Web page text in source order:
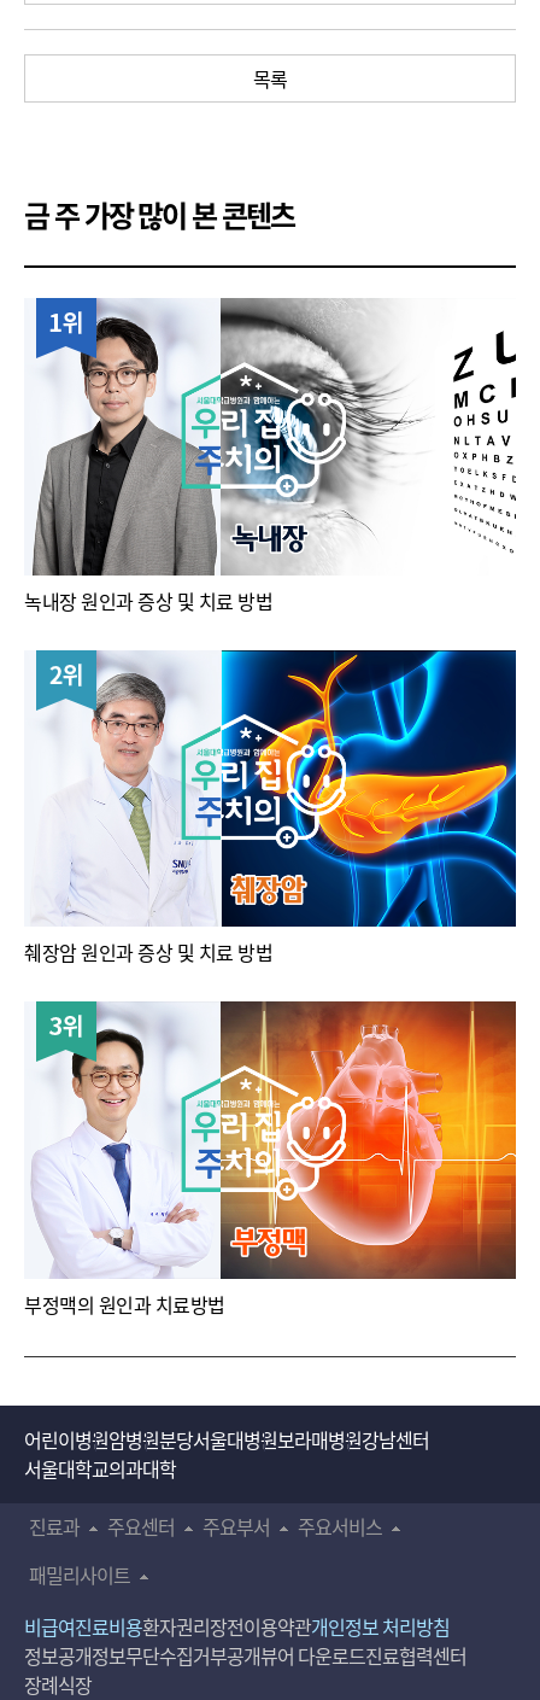
신장내과 오국환 교수님,
그리고 가영이와 함께
오늘도 알아보러 가~영~!
특성을 반영하지 못합니다.
#서울대병원 #서울대학교병원 #콩팥병 #만성콩팥병 #
사구체신염
#사구체여과율#기상캐스터 #김가영캐스터 #
김가영아나운서
목록
금 주 가장 많이 본 콘텐츠
1위
녹내장 원인과 증상 및 치료 방법
2위
췌장암 원인과 증상 및 치료 방법
3위
부정맥의 원인과 치료방법
어린이병원암병원분당서울대병원보라매병원강남센터
서울대학교의과대학
진료과
주요센터 주요부서
주요서비스
패밀리사이트
비급여진료비용환자권리장전이용약관개인정보 처리방침
정보공개정보무단수집거부공개뷰어 다운로드진료협력센터
장례식장